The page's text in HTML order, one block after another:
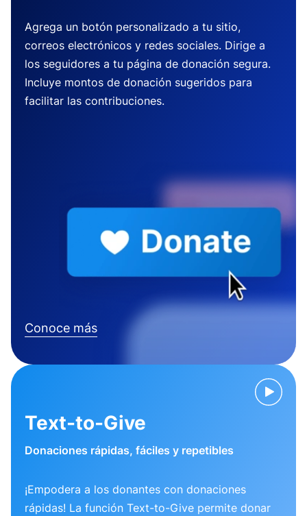
Agrega un botón personalizado a tu sitio,
correos electrónicos y redes sociales. Dirige a
los seguidores a tu página de donación segura.
Incluye montos de donación sugeridos para
facilitar las contribuciones.
Conoce más
Text-to-Give
Donaciones rápidas, fáciles y repetibles
¡Empodera a los donantes con donaciones
rápidas! La función Text-to-Give permite donar